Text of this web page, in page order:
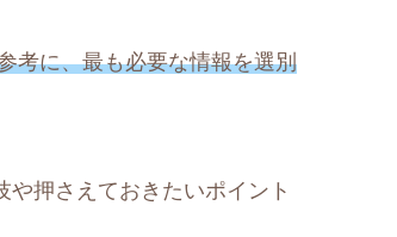
考に、最も必要な情報を選別
押さえておきたいポイント